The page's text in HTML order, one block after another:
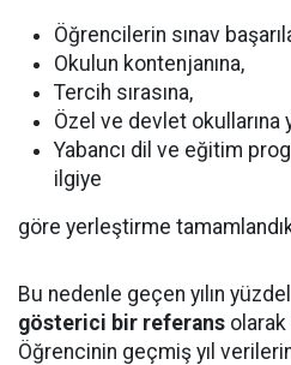
Öğrencilerin sınav
Okulun kontenjanına,
Tercih sırasına,
Özel ve devlet okullarına
Yabancı dil ve eğitim
ilgiye
göre yerleştirme
Bu nedenle geçen yılın
gösterici bir referans
Öğrencinin geçmiş yıl